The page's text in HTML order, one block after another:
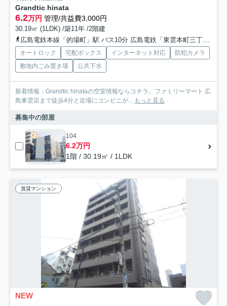
Grandtic hinata
6.2万円 管理/共益費3,000円
30.19㎡ (1LDK) /築11年 /2階建
広島電鉄本線「的場町」駅 バス10分 広島電鉄「東雲本町三丁目」 停歩12分車10分 2.8km
オートロック 宅配ボックス インターネット対応
防犯カメラ
敷地内ごみ置き場
公共下水
新着情報：Grandtic hinataの空室情報ならコチラ。ファミリーマート 広
島東雲店まで徒歩4分と近場にコンビニが... もっと見る
募集中の部屋
104
6.2万円
1階 / 30.19㎡ / 1LDK
賃貸マンション
NEW